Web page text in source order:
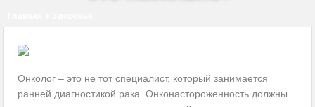
Госдума разрешила продажу лекарств через интернет
Онколог – это не тот специалист, который занимается
ранней диагностикой рака. Онконастороженность должны